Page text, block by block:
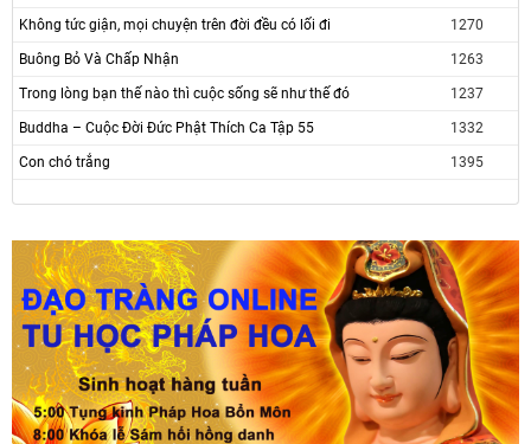
Không tức giận, mọi chuyện trên đời đều có lối đi 1270
Buông Bỏ Và Chấp Nhận 1263
Trong lòng bạn thế nào thì cuộc sống sẽ như thế đó 1237
Buddha – Cuộc Đời Đức Phật Thích Ca Tập 55 1332
Con chó trắng 1395